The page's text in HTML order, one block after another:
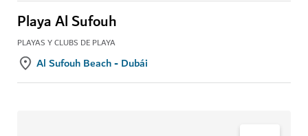
Playa Al Sufouh
PLAYAS Y CLUBS DE PLAYA
Al Sufouh Beach - Dubái